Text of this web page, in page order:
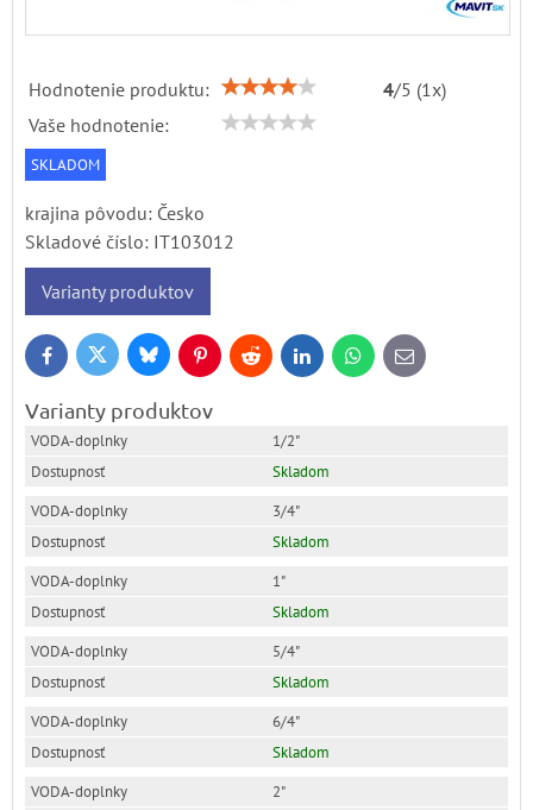
Hodnotenie produktu: 4/5 (1 x)
Vaše hodnotenie:
SKLADOM
krajina pôvodu: Česko
Skladové číslo: IT103012
Varianty produktov
FacebookTwitter BlueskyPinterestReddit LinkedInWhatsApp
E-
mail
Varianty produktov
1/2"
Skladom
3/4"
Skladom
1"
Skladom
5/4"
Skladom
6/4"
Skladom
2"